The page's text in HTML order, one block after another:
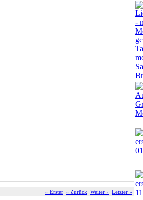
« Erster « Zurück Weiter » Letzter »